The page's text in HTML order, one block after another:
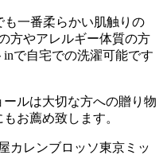
も一番柔らかい肌触りの
方やアレルギー体質の方
で自宅での洗濯可能です
ルは大切な方への贈り物
お薦め致します。
カレンブロッソ東京ミッ